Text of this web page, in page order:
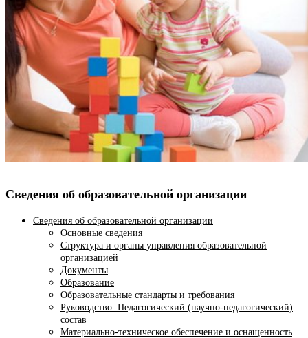
Сведения об образовательной организации
Сведения об образовательной организации
Основные сведения
Структура и органы управления образовательной
организацией
Документы
Образование
Образовательные стандарты и требования
Руководство. Педагогический (научно-педагогический)
состав
Материально-техническое обеспечение и оснащенность